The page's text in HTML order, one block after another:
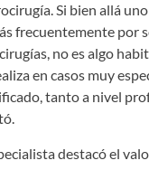
Si bien allá uno
frecuentemente por
no es algo
en casos muy
tanto a nivel
destacó el